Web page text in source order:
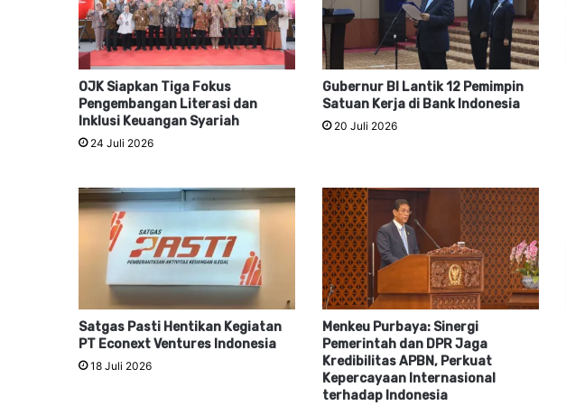
OJK Siapkan Tiga Fokus
Pengembangan Literasi dan
Inklusi Keuangan Syariah
24 Juli 2026
Gubernur BI Lantik 12 Pemimpin
Satuan Kerja di Bank Indonesia
20 Juli 2026
Satgas Pasti Hentikan Kegiatan
PT Econext Ventures Indonesia
18 Juli 2026
Menkeu Purbaya: Sinergi
Pemerintah dan DPR Jaga
Kredibilitas APBN, Perkuat
Kepercayaan Internasional
terhadap Indonesia